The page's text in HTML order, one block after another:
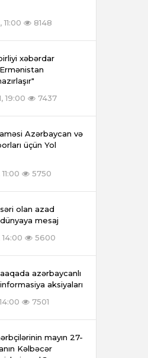
8148
xəbərdar
19:00
7437
Azərbaycan və
üçün Yol
5750
olan azad
mesaj
14:00
5600
azərbaycanlı
aksiyaları
7501
mayın 27-
Kəlbəcər